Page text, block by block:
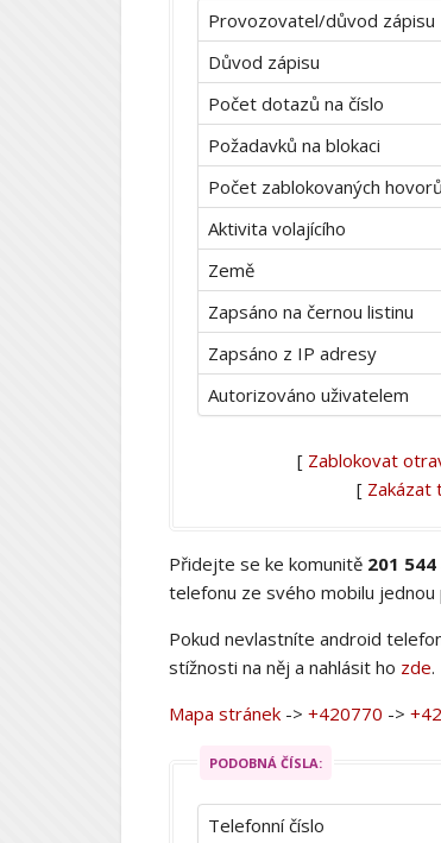
Provozovatel/důvod zápisu
Důvod zápisu
Počet dotazů na číslo
Požadavků na blokaci
Počet zablokovaných hovorů
Aktivita volajícího
Země
Zapsáno na černou listinu
Zapsáno z IP adresy
Autorizováno uživatelem
[ Zablokovat
[ Zakázat
Přidejte se ke komunitě 201 544
telefonu ze svého mobilu jednou
Pokud nevlastníte android
stížnosti na něj a nahlásit ho zde.
Mapa stránek -> +420770 ->
PODOBNÁ ČÍSLA:
Telefonní číslo